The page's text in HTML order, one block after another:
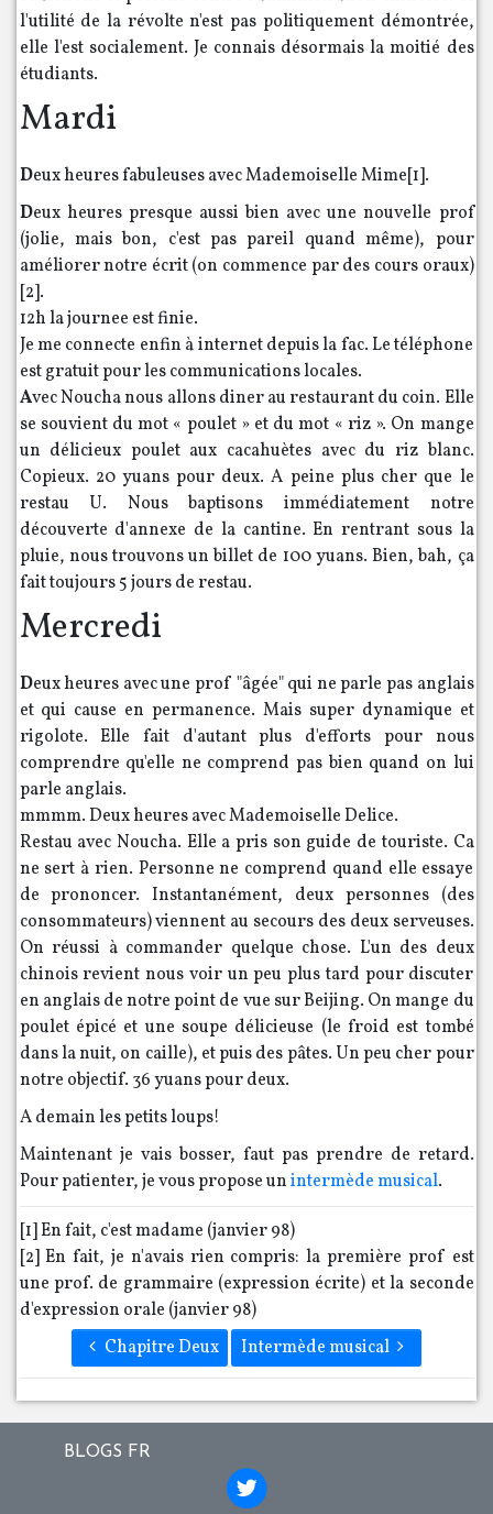
l'utilité de la révolte n'est pas politiquement démontrée,
elle l'est socialement. Je connais désormais la moitié des
étudiants.
Mardi
Deux heures fabuleuses avec Mademoiselle Mime[1].
Deux heures presque aussi bien avec une nouvelle prof
(jolie, mais bon, c'est pas pareil quand même), pour
améliorer notre écrit (on commence par des cours oraux)
[2].
12h la journee est finie.
Je me connecte enfin à internet depuis la fac. Le téléphone
est gratuit pour les communications locales.
Avec Noucha nous allons diner au restaurant du coin. Elle
se souvient du mot « poulet » et du mot « riz ». On mange
un délicieux poulet aux cacahuètes avec du riz blanc.
Copieux. 20 yuans pour deux. A peine plus cher que le
restau U. Nous baptisons immédiatement notre
découverte d'annexe de la cantine. En rentrant sous la
pluie, nous trouvons un billet de 100 yuans. Bien, bah, ça
fait toujours 5 jours de restau.
Mercredi
Deux heures avec une prof "âgée" qui ne parle pas anglais
et qui cause en permanence. Mais super dynamique et
rigolote. Elle fait d'autant plus d'efforts pour nous
comprendre qu'elle ne comprend pas bien quand on lui
parle anglais.
mmmm. Deux heures avec Mademoiselle Delice.
Restau avec Noucha. Elle a pris son guide de touriste. Ca
ne sert à rien. Personne ne comprend quand elle essaye
de prononcer. Instantanément, deux personnes (des
consommateurs) viennent au secours des deux serveuses.
On réussi à commander quelque chose. L'un des deux
chinois revient nous voir un peu plus tard pour discuter
en anglais de notre point de vue sur Beijing. On mange du
poulet épicé et une soupe délicieuse (le froid est tombé
dans la nuit, on caille), et puis des pâtes. Un peu cher pour
notre objectif. 36 yuans pour deux.
A demain les petits loups!
Maintenant je vais bosser, faut pas prendre de retard.
Pour patienter, je vous propose unintermède musical.
[1] En fait, c'est madame (janvier 98)
[2] En fait, je n'avais rien compris: la première prof est
une prof. de grammaire (expression écrite) et la seconde
d'expression orale (janvier 98)
Chapitre Deux
Intermède musical
BLOGS FR